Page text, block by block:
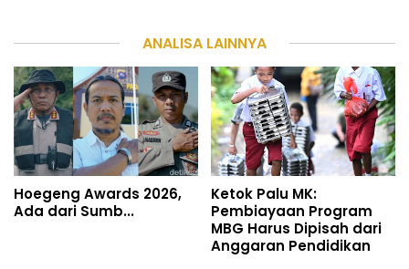
ANALISA LAINNYA
Hoegeng Awards 2026,
Ada dari Sumb...
Ketok Palu MK:
Pembiayaan Program
MBG Harus Dipisah dari
Anggaran Pendidikan